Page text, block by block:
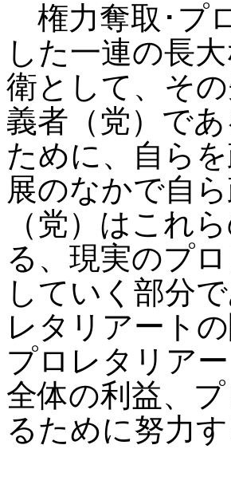
権力奪取･プ
した一連の長
衛として、そ
義者（党）で
ために、自ら
展のなかで自
（党）はこれ
る、現実のプ
していく部分
レタリアート
プロレタリア
全体の利益、
るために努力す